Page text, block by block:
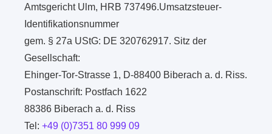
Amtsgericht Ulm, HRB 737496.Umsatzsteuer-
Identifikationsnummer
gem. § 27a UStG: DE 320762917. Sitz der
Gesellschaft:
Ehinger-Tor-Strasse 1, D-88400 Biberach a. d. Riss.
Postanschrift: Postfach 1622
88386 Biberach a. d. Riss
Tel:+49 (0)7351 80 999 09